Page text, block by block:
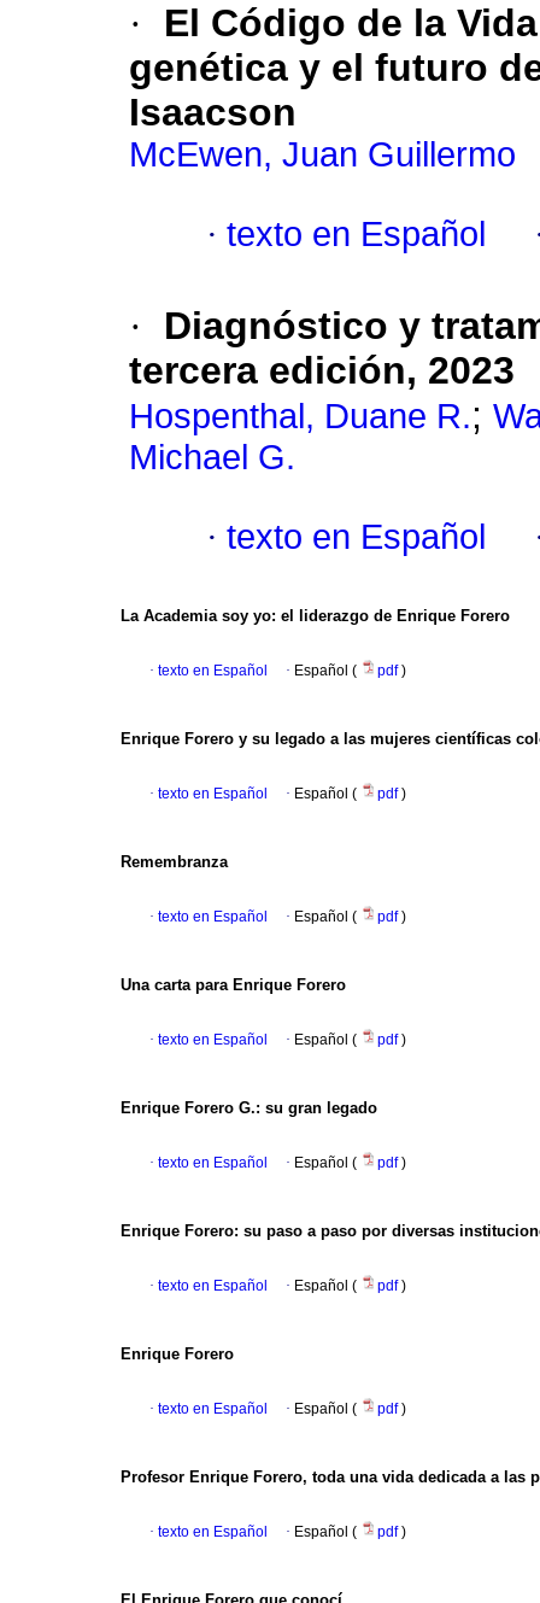
·
El Código de la
genética y el futuro
Isaacson
McEwen, Juan Guillermo
· texto en Español
·
Diagnóstico y
tercera edición, 2023
Hospenthal, Duane R.;
Michael G.
· texto en Español
La Academia soy yo: el liderazgo de Enrique Forero
· texto en Español · Español ( pdf)
Enrique Forero y su legado a las mujeres científicas
· texto en Español · Español ( pdf)
Remembranza
· texto en Español · Español ( pdf)
Una carta para Enrique Forero
· texto en Español · Español ( pdf)
Enrique Forero G.: su gran legado
· texto en Español · Español ( pdf)
Enrique Forero: su paso a paso por diversas
· texto en Español · Español ( pdf)
Enrique Forero
· texto en Español · Español ( pdf)
Profesor Enrique Forero, toda una vida dedicada a las
· texto en Español · Español ( pdf)